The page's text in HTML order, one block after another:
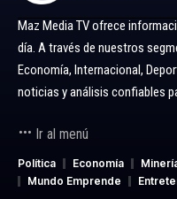
Maz Media TV ofrece
día. A través de nuestros
Economía, Internacional,
noticias y análisis confiables
Ir al menú
Política Economía
Mundo Emprende